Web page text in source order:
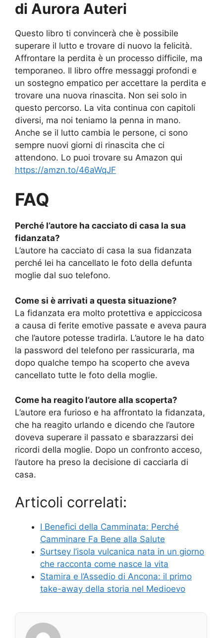
di Aurora Auteri
Questo libro ti convincerà che è possibile
superare il lutto e trovare di nuovo la felicità.
Affrontare la perdita è un processo difficile, ma
temporaneo. Il libro offre messaggi profondi e
un sostegno empatico per accettare la perdita e
trovare una nuova rinascita. Non sei solo in
questo percorso. La vita continua con capitoli
diversi, ma noi teniamo la penna in mano.
Anche se il lutto cambia le persone, ci sono
sempre nuovi giorni di rinascita che ci
attendono. Lo puoi trovare su Amazon qui
https://amzn.to/46aWqJF
FAQ
Perché l’autore ha cacciato di casa la sua
fidanzata?
L’autore ha cacciato di casa la sua fidanzata
perché lei ha cancellato le foto della defunta
moglie dal suo telefono.
Come si è arrivati a questa situazione?
La fidanzata era molto protettiva e appiccicosa
a causa di ferite emotive passate e aveva paura
che l’autore potesse tradirla. L’autore le ha dato
la password del telefono per rassicurarla, ma
dopo qualche tempo ha scoperto che aveva
cancellato tutte le foto della moglie.
Come ha reagito l’autore alla scoperta?
L’autore era furioso e ha affrontato la fidanzata,
che ha reagito urlando e dicendo che l’autore
doveva superare il passato e sbarazzarsi dei
ricordi della moglie. Dopo un confronto acceso,
l’autore ha preso la decisione di cacciarla di
casa.
Articoli correlati:
I Benefici della Camminata: Perché
Camminare Fa Bene alla Salute
Surtsey l’isola vulcanica nata in un giorno
che racconta come nasce la vita
Stamira e l’Assedio di Ancona: il primo
take-away della storia nel Medioevo